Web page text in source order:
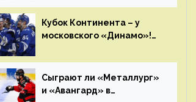
Главные интриги
последнего дня
«регулярки” КХЛ
Кубок Континента – у
московского «Динамо»!
за один сезон
Сыграют ли «Металлург»
и «Авангард» в